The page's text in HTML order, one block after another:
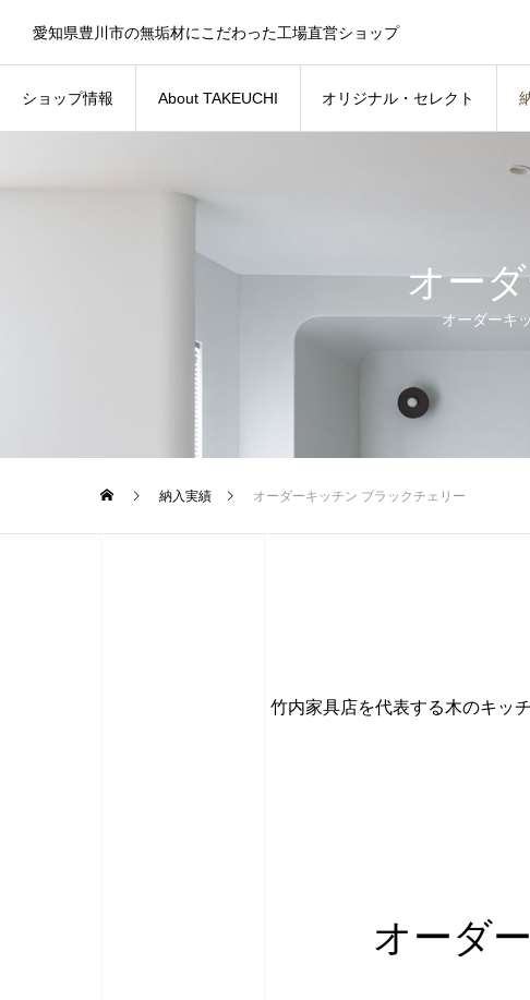
ショップ情報
About TAKEUCHI
オリジナル・セレクト
愛知県豊川市の無垢材にこだわった工場直営ショップ
オー
オーダーキ
納入実績 オーダーキッチン ブラックチェリー
竹内家具店を代表する木のキッ
オーダ